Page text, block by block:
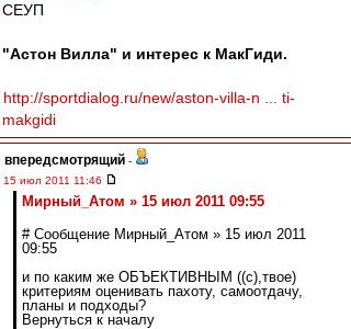
СЕУП
"Астон Вилла" и интерес к МакГиди.
http://sportdialog.ru/new/aston-villa-n ... ti-
makgidi
впередсмотрящий -
15 июл 2011 11:46
Мирный_Атом » 15 июл 2011 09:55
# Сообщение Мирный_Атом » 15 июл 2011
09:55
и по каким же ОБЪЕКТИВНЫМ ((с),твое)
критериям оценивать пахоту, самоотдачу,
планы и подходы?
Вернуться к началу